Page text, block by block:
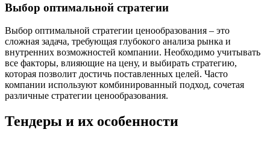
Выбор оптимальной стратегии
Выбор оптимальной стратегии ценообразования – это
сложная задача, требующая глубокого анализа рынка и
внутренних возможностей компании. Необходимо учитывать
все факторы, влияющие на цену, и выбирать стратегию,
которая позволит достичь поставленных целей. Часто
компании используют комбинированный подход, сочетая
различные стратегии ценообразования.
Тендеры и их особенности